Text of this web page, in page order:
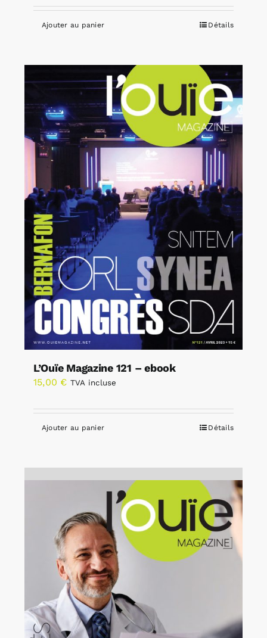
Ajouter au panier Détails
L’Ouïe Magazine 121 – ebook
15,00 € TVA incluse
Ajouter au panier Détails